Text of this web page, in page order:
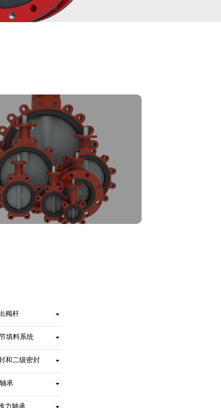
阀杆
安装在机加工阀杆槽和填料压盖台阶间的卡簧在发生内部阀杆故障（可能性很小）时能将阀杆完全保留。
填料系统
支持在不移除手操器或电力执行机构的前提下对阀杆填料进行现场调整。先进的自调节式V型阀杆填料防止外部物质进入上阀杆孔。
和二级密封
这些阀杆填料可以防止管道介质接触到阀杆或阀体。主密封是通过与阀板毂的模压阀座平板进行干扰拟合来实现的。二次密封则是通过比阀座阀杆洞直径更大的阀杆直径来实现。
承
利用上下厚壁套筒轴承吸收执行机构的侧推力，最大限度地减少轴承摩擦扭矩。
力轴承